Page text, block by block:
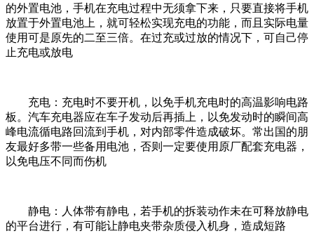
的外置电池，手机在充电过程中无须拿下来，只要直接将手机
放置于外置电池上，就可轻松实现充电的功能，而且实际电量
使用可是原先的二至三倍。在过充或过放的情况下，可自己停
止充电或放电
充电：充电时不要开机，以免手机充电时的高温影响电路
板。汽车充电器应在车子发动后再插上，以免发动时的瞬间高
峰电流循电路回流到手机，对内部零件造成破坏。常出国的朋
友最好多带一些备用电池，否则一定要使用原厂配套充电器，
以免电压不同而伤机
静电：人体带有静电，若手机的拆装动作未在可释放静电
的平台进行，有可能让静电夹带杂质侵入机身，造成短路